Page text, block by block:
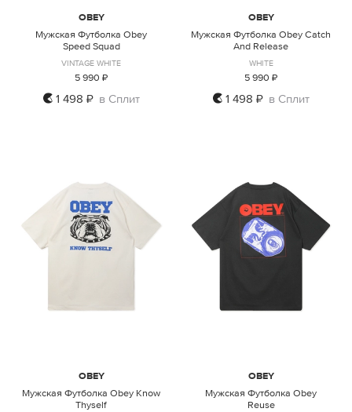
S M L
OBEY
Мужская Футболка Obey
Speed Squad
VINTAGE WHITE
5 990 ₽
1 498 ₽ в Сплит S M L XL XXL
OBEY
Мужская Футболка Obey Catch
And Release
WHITE
5 990 ₽
1 498 ₽ в Сплит
OBEY
Мужская Футболка Obey Know
Thyself
OBEY
Мужская Футболка Obey
Reuse